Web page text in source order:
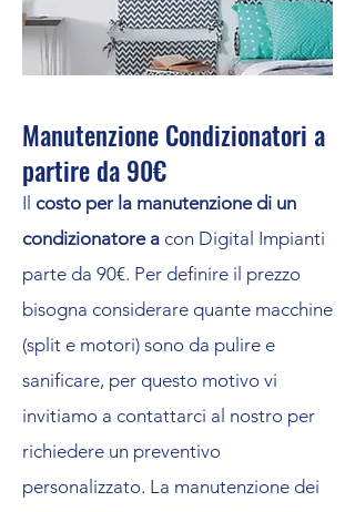
Manutenzione Condizionatori a
partire da 90€
Il costo per la manutenzione di un
condizionatore a con Digital Impianti
parte da 90€. Per definire il prezzo
bisogna considerare quante macchine
(split e motori) sono da pulire e
sanificare, per questo motivo vi
invitiamo a contattarci al nostro per
richiedere un preventivo
personalizzato. La manutenzione dei